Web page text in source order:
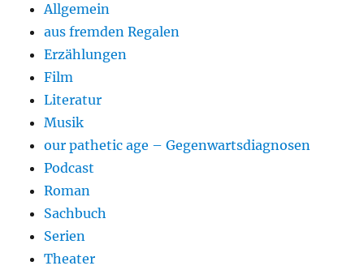
Allgemein
aus fremden Regalen
Erzählungen
Film
Literatur
Musik
our pathetic age – Gegenwartsdiagnosen
Podcast
Roman
Sachbuch
Serien
Theater